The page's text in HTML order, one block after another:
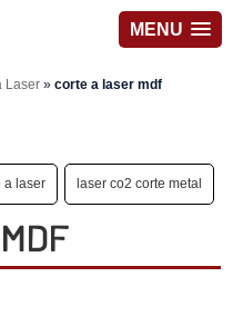
MENU
Laser»corte a laser mdf
a laser laser co2 corte metal